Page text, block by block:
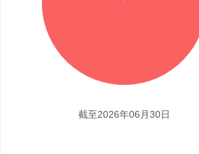
截至2026年06月30日